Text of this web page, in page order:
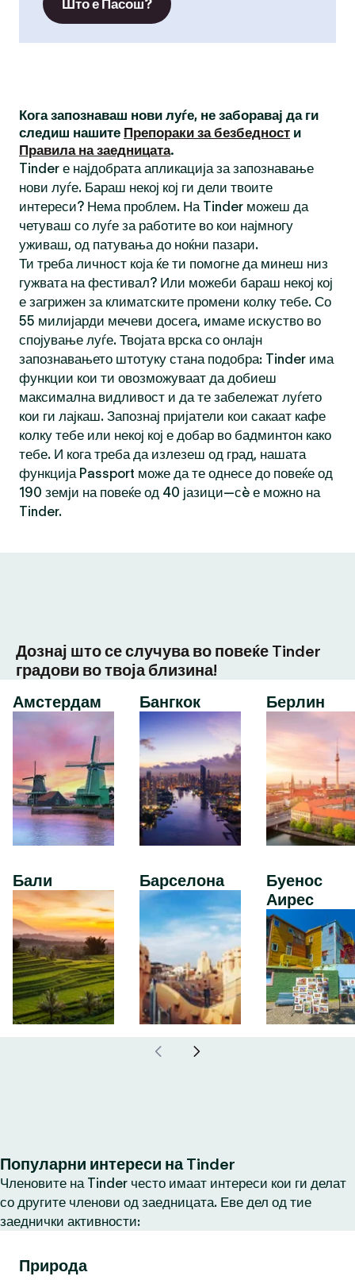
Што е Пасош?
Кога запознаваш нови луѓе, не заборавај да ги
следиш нашите Препораки за безбедност и
Правила на заедницата.
Tinder е најдобрата апликација за запознавање
нови луѓе. Бараш некој кој ги дели твоите
интереси? Нема проблем. На Tinder можеш да
четуваш со луѓе за работите во кои најмногу
уживаш, од патувања до ноќни пазари.
Ти треба личност која ќе ти помогне да минеш низ
гужвата на фестивал? Или можеби бараш некој кој
е загрижен за климатските промени колку тебе. Со
55 милијарди мечеви досега, имаме искуство во
спојување луѓе. Твојата врска со онлајн
запознавањето штотуку стана подобра: Tinder има
функции кои ти овозможуваат да добиеш
максимална видливост и да те забележат луѓето
кои ги лајкаш. Запознај пријатели кои сакаат кафе
колку тебе или некој кој е добар во бадминтон како
тебе. И кога треба да излезеш од град, нашата
функција Passport може да те однесе до повеќе од
190 земји на повеќе од 40 јазици—сè е можно на
Tinder.
Дознај што се случува во повеќе Tinder
градови во твоја близина!
Амстердам
Бали
Бангкок
Барселона
Берлин
Буенос
Аирес
Популарни интереси на Tinder
Членовите на Tinder често имаат интереси кои ги делат
со другите членови од заедницата. Еве дел од тие
заеднички активности:
Природа